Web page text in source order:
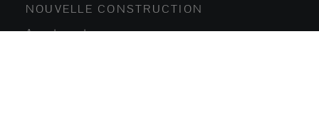
NOUVELLE CONSTRUCTION
Appartements